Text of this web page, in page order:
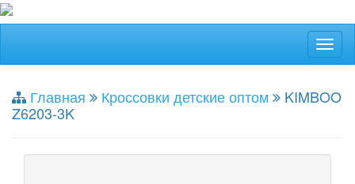
Главная Кроссовки детские оптом
KIMBOO
Z6203-3K